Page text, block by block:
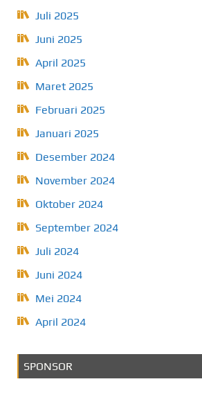
Juli 2025
Juni 2025
April 2025
Maret 2025
Februari 2025
Januari 2025
Desember 2024
November 2024
Oktober 2024
September 2024
Juli 2024
Juni 2024
Mei 2024
April 2024
SPONSOR